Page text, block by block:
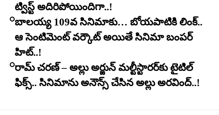
ట్విస్ట్ అదిరిపోయిందిగా..!
బాలయ్య 109వ సినిమాకు… బోయపాటికి లింక్..
ఆ సెంటిమెంట్ వర్కౌట్ అయితే సినిమా బంపర్
హిట్..!
రామ్ చరణ్ – అల్లు అర్జున్ మల్టీస్టారర్​కు టైటిల్
ఫిక్స్.. సినిమాను అనౌన్స్ చేసిన అల్లు అరవింద్..!